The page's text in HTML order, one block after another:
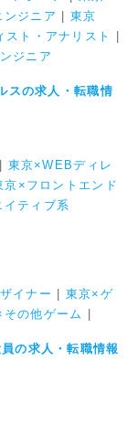
ジニア
東京
ト・アナリスト
ジニア
スの求人・転職情
東京×WEBディレ
京×フロントエンド
ティブ系
イナー
東京×ゲ
その他ゲーム
の求人・転職情報